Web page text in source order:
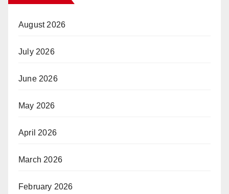
August 2026
July 2026
June 2026
May 2026
April 2026
March 2026
February 2026